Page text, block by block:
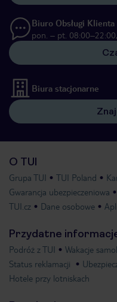
Biuro Obsługi Klienta
pon. – pt.
Biura stacjonarne
O TUI
Grupa TUI TUI Poland
Gwarancja ubezpieczeniowa
TUI.cz
Dane osobowe
Przydatne
Podróż z TUI Wakacje
Status reklamacji
Hotele przy lotniskach